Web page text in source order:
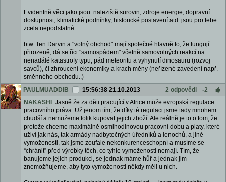
Evidentně věci jako jsou: naleziště surovin, zdroje energie, dopravní
dostupnost, klimatické podnínky, historické postavení atd. jsou pro tebe
zcela nepodstatné..
btw. Ten Darvin a "volný obchod" mají společné hlavně to, že fungují
přirozeně, dá se říci "samospádem" včetně samovolných reakcí na
nenadálé katastrofy typu, pád meteoritu a vyhynutí dinosaurů (rozvoj
savců), či zhroucení ekonomiky a krach měny (neřízené zavedení např.
směnného obchodu..)
PAULMUADDIB
15:56:38 21.10.2013 2 odpovědi
-2
NAKASHI : Jasně že za děti pracující v Africe může evropská regulace
pracovního práva. Už jenom tím, že díky té regulaci jsme tady mnohem
chudší a nemůžeme tolik kupovat jejich zboží. Ale reálně je to o tom, že
protože chceme maximálně osmihodinovou pracovní dobu a platy, které
uživí jak nás, tak armády nadbytečných úředníků a lenochů, a jiné
vymoženosti, tak jsme zoufale nekonkurenceschopní a musíme se
“chránit” před výrobky těch, co tyhle vymoženosti nemají. Tím, že
banujeme jejich produkci, se jednak máme hůř a jednak jim
znemožňujeme, aby tyto vymoženosti někdy měli u nich.